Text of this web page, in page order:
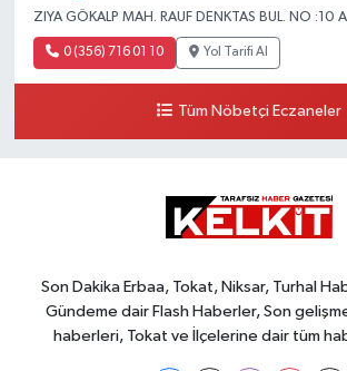
ZIYA GÖKALP MAH. RAUF DENKTAS BUL. NO :10
0 (356) 716 01 10 Yol Tarifi Al
Tüm Nöbetçi Eczaneler
Son Dakika Erbaa, Tokat, Niksar, Turhal
Gündeme dair Flash Haberler, Son
haberleri, Tokat ve İlçelerine dair tüm